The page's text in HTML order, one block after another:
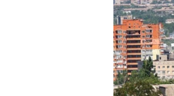
КРЫМ.НЕПОКОРЕННЫЙ
УКРАИНСКАЯ ПРОБЛЕМА КРЫМА